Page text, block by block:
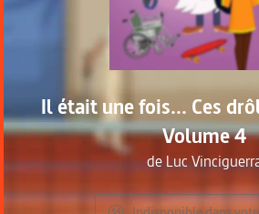
Il était une fois... Ces
Volume 4
deLuc